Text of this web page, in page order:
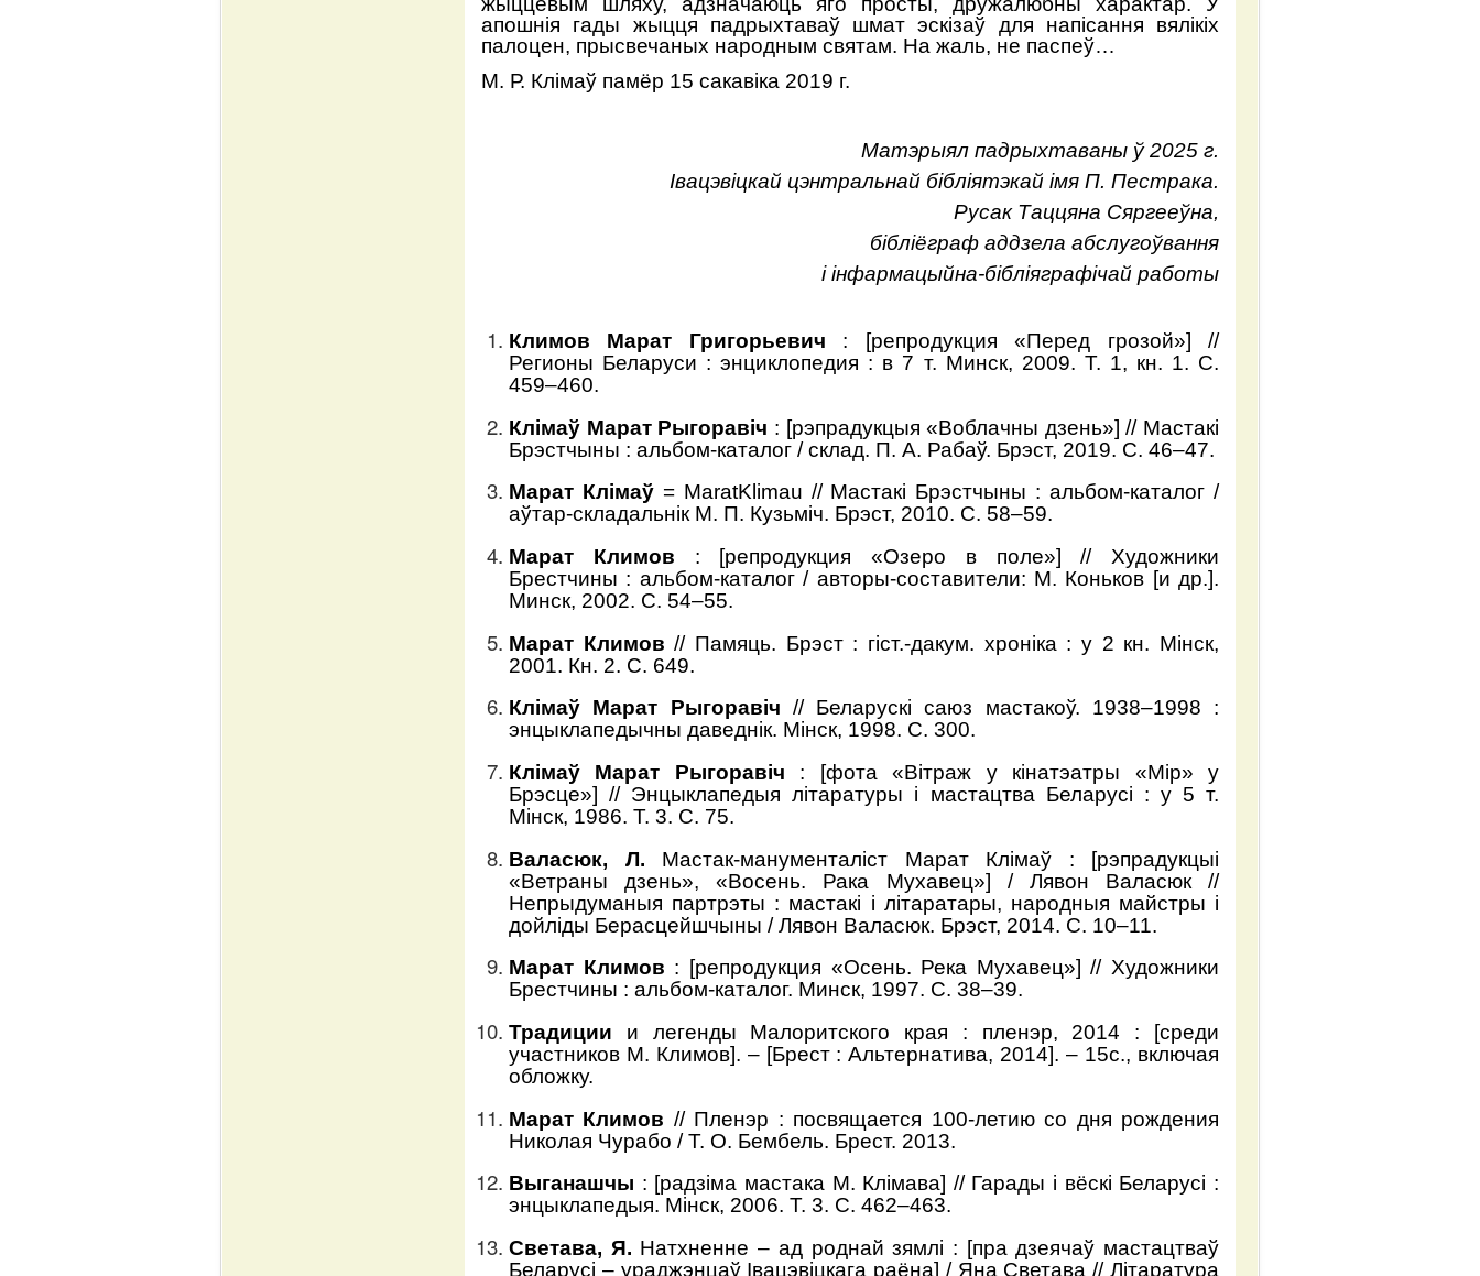
апошнія гады жыцця падрыхтаваў шмат эскізаў для напісання вялікіх
палоцен, прысвечаных народным святам. На жаль, не паспеў…
М. Р. Клімаў памёр 15 сакавіка 2019 г.
Матэрыял падрыхтаваны ў 2025 г.
Івацэвіцкай цэнтральнай бібліятэкай імя П. Пестрака.
Русак Таццяна Сяргееўна,
бібліёграф аддзела абслугоўвання
і інфармацыйна-бібліяграфічай работы
Климов Марат Григорьевич : [репродукция «Перед грозой»] //
Регионы Беларуси : энциклопедия : в 7 т. Минск, 2009. Т. 1, кн. 1. С.
459–460.
Клімаў Марат Рыгоравіч : [рэпрадукцыя «Воблачны дзень»] // Мастакі
Брэстчыны : альбом-каталог / склад. П. А. Рабаў. Брэст, 2019. С. 46–47.
Марат Клімаў = MaratKlimau // Мастакі Брэстчыны : альбом-каталог /
аўтар-складальнік М. П. Кузьміч. Брэст, 2010. С. 58–59.
Марат Климов : [репродукция «Озеро в поле»] // Художники
Брестчины : альбом-каталог / авторы-составители: М. Коньков [и др.].
Минск, 2002. С. 54–55.
Марат Климов // Памяць. Брэст : гіст.-дакум. хроніка : у 2 кн. Мінск,
2001. Кн. 2. С. 649.
Клімаў Марат Рыгоравіч // Беларускі саюз мастакоў. 1938–1998 :
энцыклапедычны даведнік. Мінск, 1998. С. 300.
Клімаў Марат Рыгоравіч : [фота «Вітраж у кінатэатры «Мір» у
Брэсце»] // Энцыклапедыя літаратуры і мастацтва Беларусі : у 5 т.
Мінск, 1986. Т. 3. С. 75.
Валасюк, Л. Мастак-манументаліст Марат Клімаў : [рэпрадукцыі
«Ветраны дзень», «Восень. Рака Мухавец»] / Лявон Валасюк //
Непрыдуманыя партрэты : мастакі і літаратары, народныя майстры і
дойліды Берасцейшчыны / Лявон Валасюк. Брэст, 2014. С. 10–11.
Марат Климов : [репродукция «Осень. Река Мухавец»] // Художники
Брестчины : альбом-каталог. Минск, 1997. С. 38–39.
Традиции и легенды Малоритского края : пленэр, 2014 : [среди
участников М. Климов]. – [Брест : Альтернатива, 2014]. – 15с., включая
обложку.
Марат Климов // Пленэр : посвящается 100-летию со дня рождения
Николая Чурабо / Т. О. Бембель. Брест. 2013.
Выганашчы : [радзіма мастака М. Клімава] // Гарады і вёскі Беларусі :
энцыклапедыя. Мінск, 2006. Т. 3. С. 462–463.
Светава, Я. Натхненне – ад роднай зямлі : [пра дзеячаў мастацтваў
Беларусі – ураджэнцаў Івацэвіцкага раёна] / Яна Светава // Літаратура